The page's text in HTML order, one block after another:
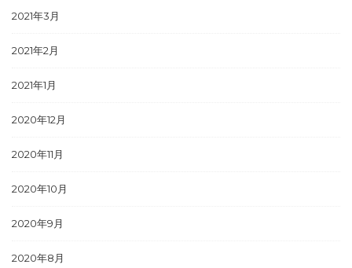
2021年3月
2021年2月
2021年1月
2020年12月
2020年11月
2020年10月
2020年9月
2020年8月